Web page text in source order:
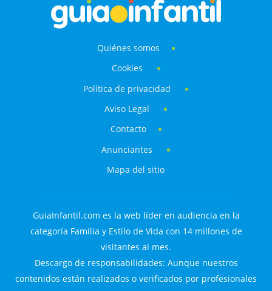
Quiénes somos
Cookies
Política de privacidad
Aviso Legal
Contacto
Anunciantes
Mapa del sitio
GuiaInfantil.com es la web líder en audiencia en la
categoría Familia y Estilo de Vida con 14 millones de
visitantes al mes.
Descargo de responsabilidades: Aunque nuestros
contenidos están realizados o verificados por profesionales